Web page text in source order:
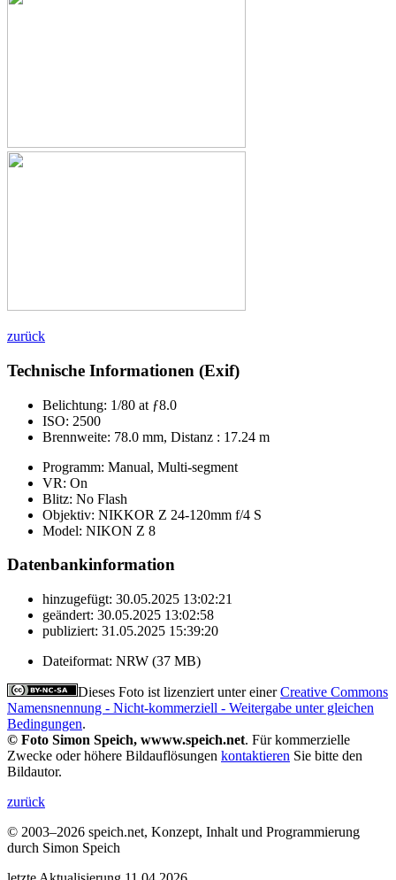
zurück
Technische Informationen (Exif)
Belichtung: 1/80 at ƒ8.0
ISO: 2500
Brennweite: 78.0 mm, Distanz : 17.24 m
Programm: Manual, Multi-segment
VR: On
Blitz: No Flash
Objektiv: NIKKOR Z 24-120mm f/4 S
Model: NIKON Z 8
Datenbankinformation
hinzugefügt: 30.05.2025 13:02:21
geändert: 30.05.2025 13:02:58
publiziert: 31.05.2025 15:39:20
Dateiformat: NRW (37 MB)
Dieses Foto ist lizenziert unter einerCreative Commons
Namensnennung - Nicht-kommerziell - Weitergabe unter gleichen
Bedingungen.
© Foto Simon Speich, wwww.speich.net. Für kommerzielle
Zwecke oder höhere Bildauflösungen kontaktieren Sie bitte den
Bildautor.
zurück
© 2003–2026 speich.net, Konzept, Inhalt und Programmierung
durch Simon Speich